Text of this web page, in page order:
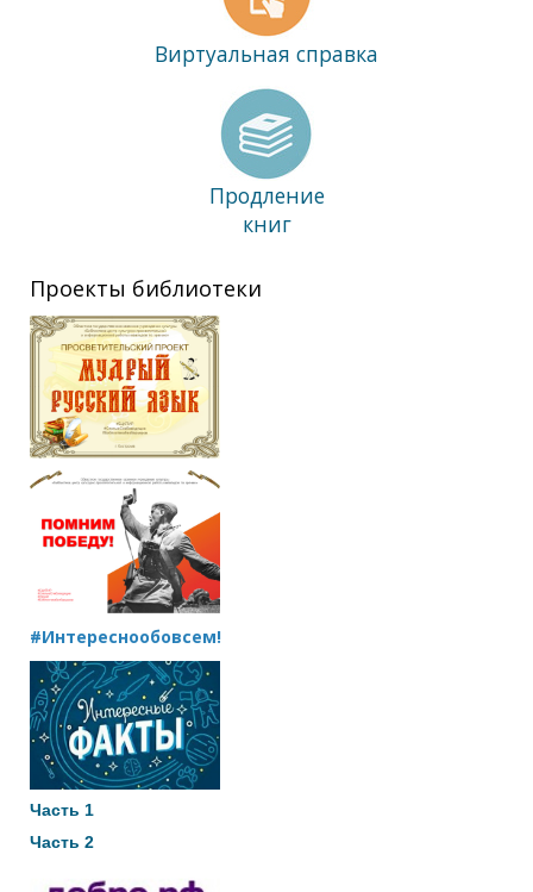
Виртуальная справка
Продление
книг
Проекты библиотеки
#Интереснообовсем!
Часть 1
Часть 2